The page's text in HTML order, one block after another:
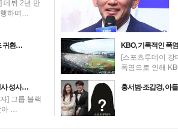
데뷔 2년 만
하며…
귀환…
사 성사…
] 그룹 블랙
아 …
KBO, 기록적인 폭
[스포츠투데이 강
폭염으로 인해
홍서범·조갑경, 아